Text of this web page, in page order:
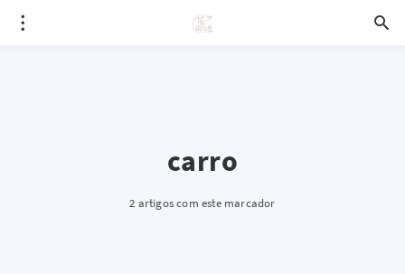
carro
2 artigos com este marcador